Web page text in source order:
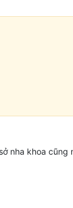
nha khoa cũng